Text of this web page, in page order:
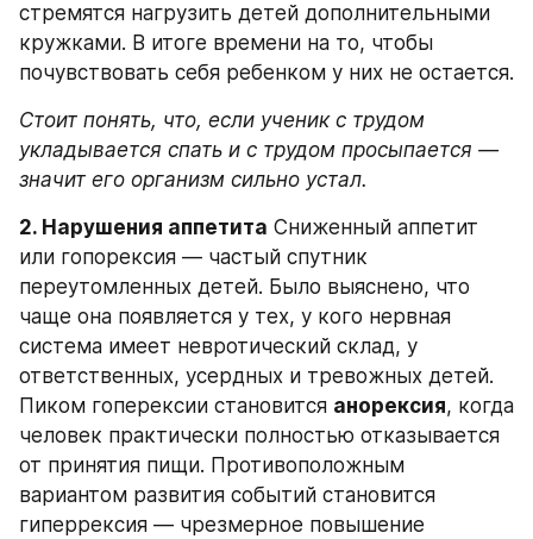
стремятся нагрузить детей дополнительными
кружками. В итоге времени на то, чтобы
почувствовать себя ребенком у них не остается.
Стоит понять, что, если ученик с трудом
укладывается спать и с трудом просыпается —
значит его организм сильно устал.
2. Нарушения аппетита Сниженный аппетит
или гопорексия — частый спутник
переутомленных детей. Было выяснено, что
чаще она появляется у тех, у кого нервная
система имеет невротический склад, у
ответственных, усердных и тревожных детей.
Пиком гоперексии становится анорексия, когда
человек практически полностью отказывается
от принятия пищи. Противоположным
вариантом развития событий становится
гиперрексия — чрезмерное повышение